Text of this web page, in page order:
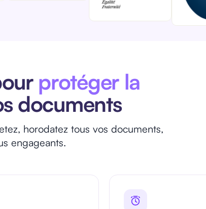
protéger la
documents
horodatez tous vos documents,
engageants.